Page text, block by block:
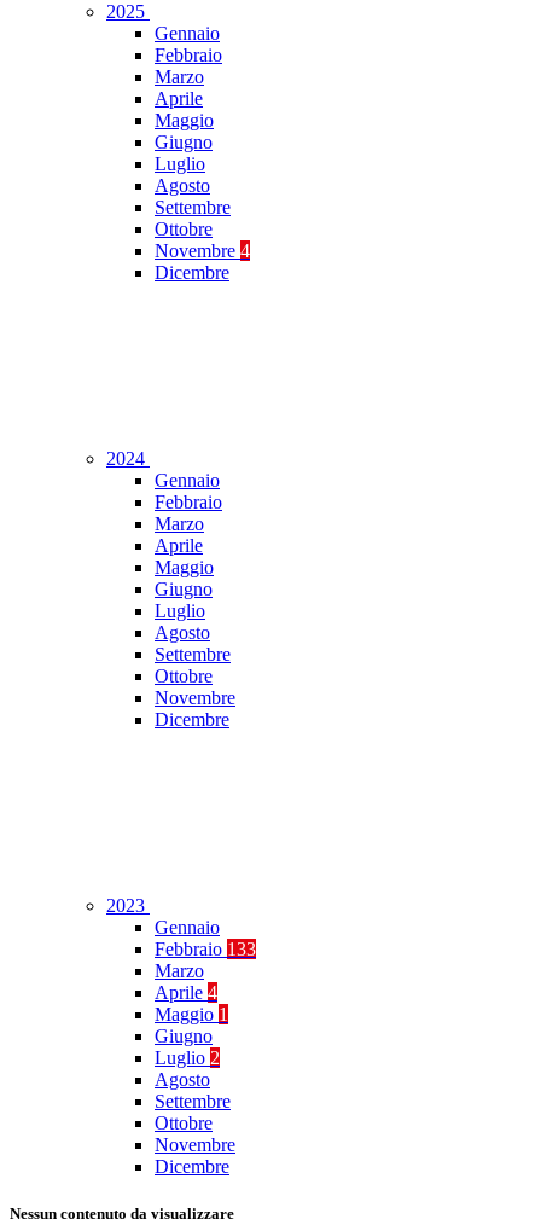
2025
Gennaio
Febbraio
Marzo
Aprile
Maggio
Giugno
Luglio
Agosto
Settembre
Ottobre
Novembre 4
Dicembre
2024
Gennaio
Febbraio
Marzo
Aprile
Maggio
Giugno
Luglio
Agosto
Settembre
Ottobre
Novembre
Dicembre
2023
Gennaio
Febbraio 133
Marzo
Aprile 4
Maggio 1
Giugno
Luglio 2
Agosto
Settembre
Ottobre
Novembre
Dicembre
Nessun contenuto da visualizzare